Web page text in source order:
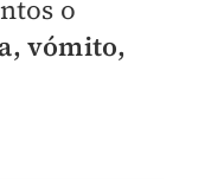
o
vómito,